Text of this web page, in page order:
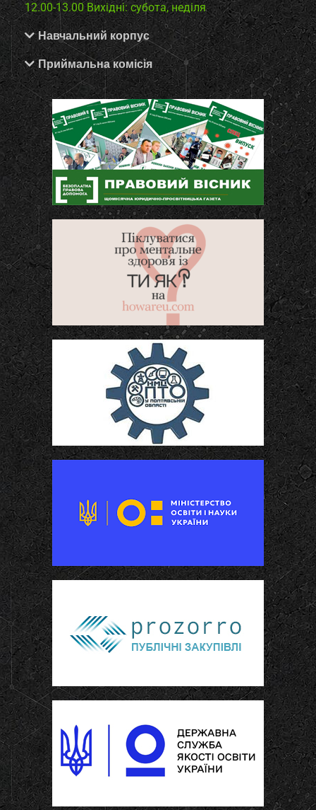
12.00-13.00 Вихідні: субота, неділя
Навчальний корпус
Приймальна комісія